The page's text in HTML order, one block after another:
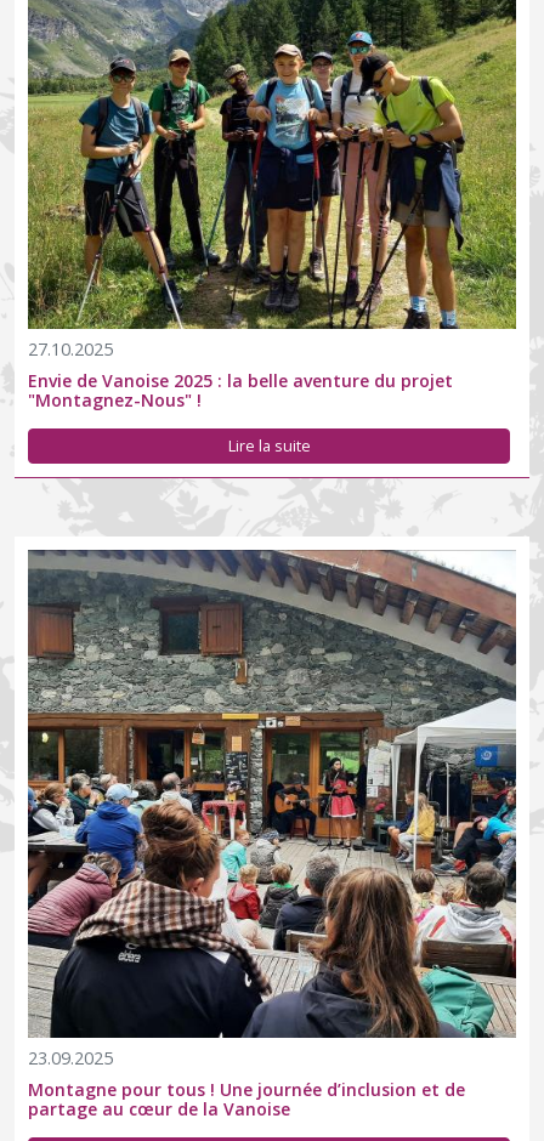
27.10.2025
Envie de Vanoise 2025 : la belle aventure du projet
"Montagnez-Nous" !
Lire la suite
23.09.2025
Montagne pour tous ! Une journée d’inclusion et de
partage au cœur de la Vanoise